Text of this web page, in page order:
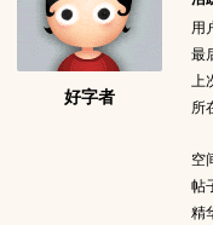
好字者
用
最
上
所
空
帖
精